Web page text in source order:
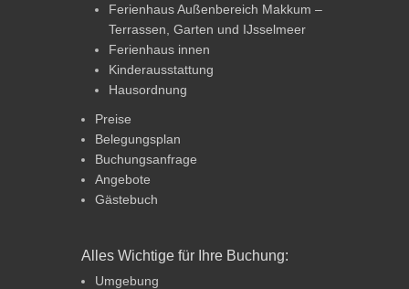
Ferienhaus Außenbereich Makkum –
Terrassen, Garten und IJsselmeer
Ferienhaus innen
Kinderausstattung
Hausordnung
Preise
Belegungsplan
Buchungsanfrage
Angebote
Gästebuch
Alles Wichtige für Ihre Buchung:
Umgebung